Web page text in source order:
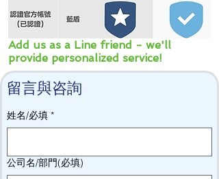
Add us as a Line friend - we'll
provide personalized service!
留言與咨詢
姓名/必填 *
公司名/部門(必填)